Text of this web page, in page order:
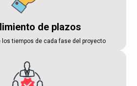
de plazos
los tiempos de cada fase del proyecto